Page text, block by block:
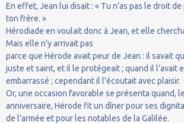
En effet, Jean lui disait : « Tu n’as pas le droit
ton frère. »
Hérodiade en voulait donc à Jean, et elle
Mais elle n’y arrivait pas
parce que Hérode avait peur de Jean : il savait
juste et saint, et il le protégeait ; quand il l’avait
embarrassé ; cependant il l’écoutait avec plaisir.
Or, une occasion favorable se présenta quand,
anniversaire, Hérode fit un dîner pour ses
de l’armée et pour les notables de la Galilée.